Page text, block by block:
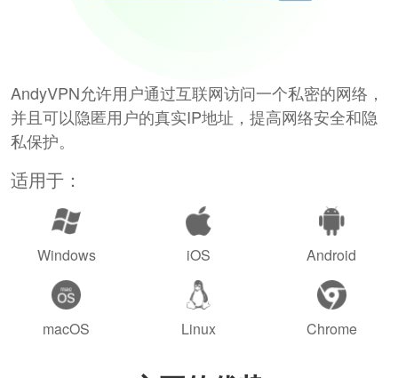
AndyVPN允许用户通过互联网访问一个私密的网络，
并且可以隐匿用户的真实IP地址，提高网络安全和隐
私保护。
适用于：
Windows iOS Android
macOS Linux Chrome